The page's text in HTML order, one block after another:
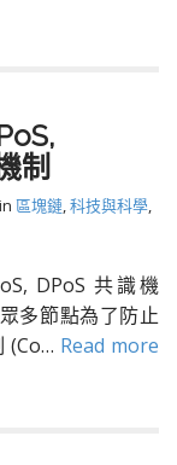
制
in 區塊鏈,科技與科學,
DPoS 共識機
多節點為了防止
(Co… Read more